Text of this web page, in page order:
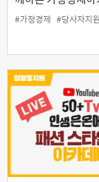
#가정경제 #당사자지원